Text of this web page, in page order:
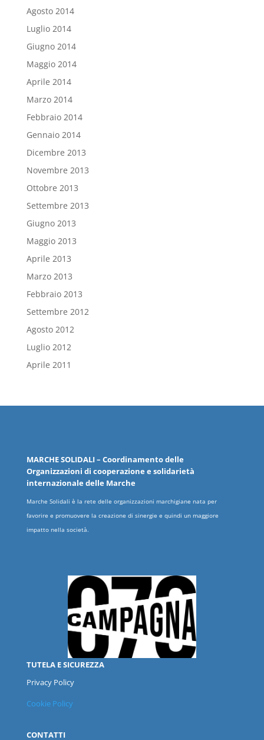
Agosto 2014
Luglio 2014
Giugno 2014
Maggio 2014
Aprile 2014
Marzo 2014
Febbraio 2014
Gennaio 2014
Dicembre 2013
Novembre 2013
Ottobre 2013
Settembre 2013
Giugno 2013
Maggio 2013
Aprile 2013
Marzo 2013
Febbraio 2013
Settembre 2012
Agosto 2012
Luglio 2012
Aprile 2011
MARCHESOLIDALI– Coordinamento delle
Organizzazioni di cooperazione e solidarietà
internazionale delle Marche
Marche Solidali è la rete delle organizzazioni marchigiane nata per
favorire e promuovere la creazione di sinergie e quindi un maggiore
impatto nella società.
TUTELA E SICUREZZA
Privacy Policy
Cookie Policy
CONTATTI